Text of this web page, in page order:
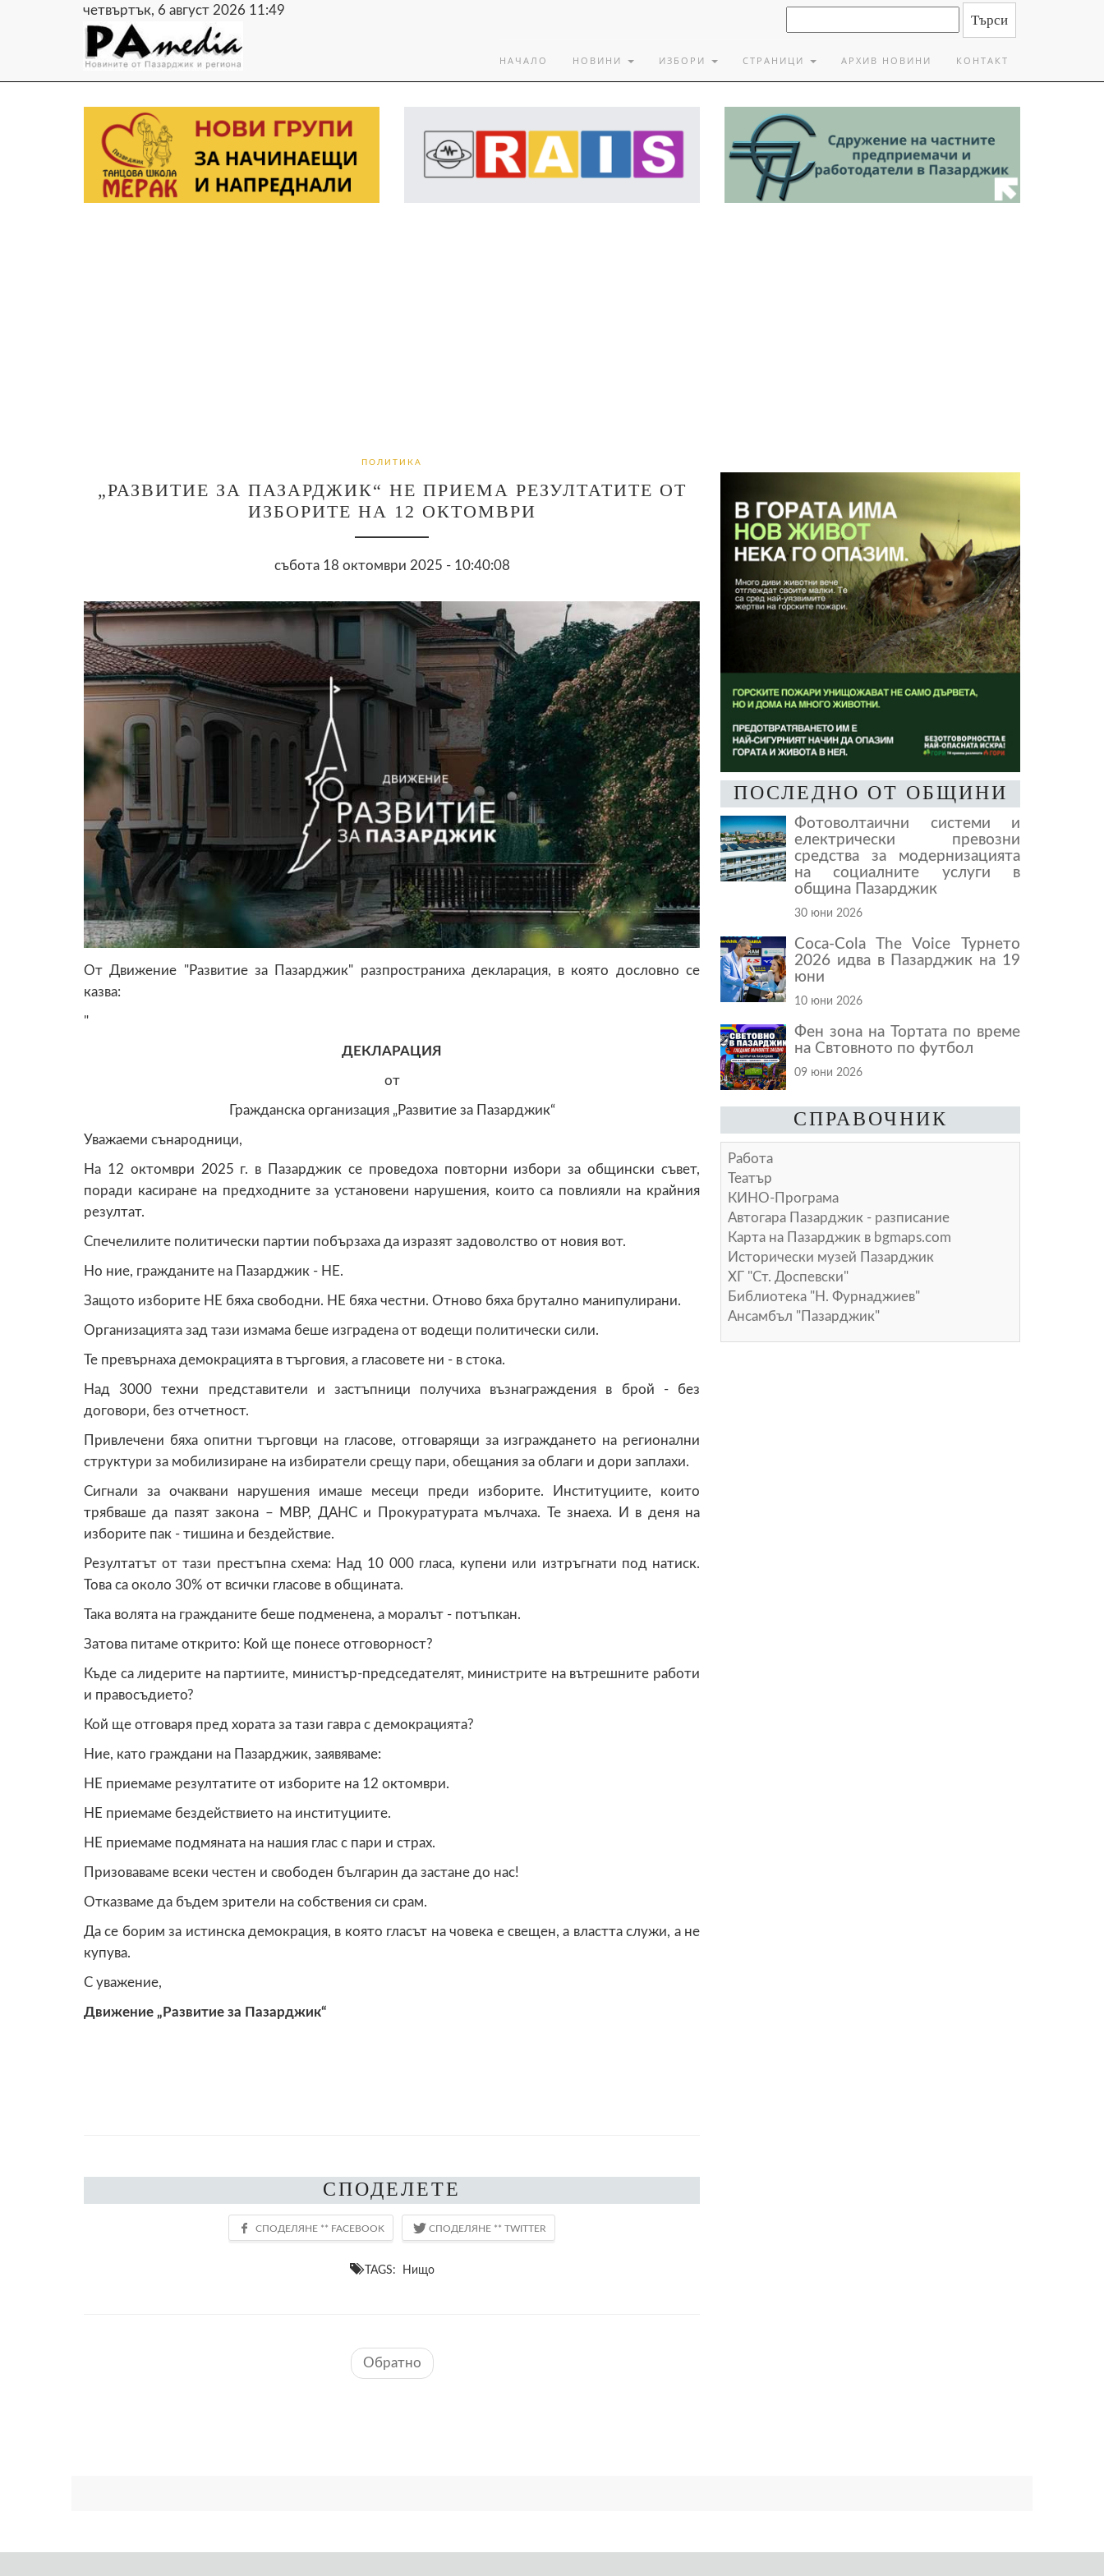
четвъртък, 6 август 2026 11:49
НАЧАЛО НОВИНИ ИЗБОРИ СТРАНИЦИ АРХИВ НОВИНИ КОНТАКТ
ПОЛИТИКА
„РАЗВИТИЕ ЗА ПАЗАРДЖИК“ НЕ ПРИЕМА РЕЗУЛТАТИТЕ ОТ
ИЗБОРИТЕ НА 12 ОКТОМВРИ
събота 18 октомври 2025 - 10:40:08
От Движение "Развитие за Пазарджик" разпространиха декларация, в която дословно се
казва:
"
ДЕКЛАРАЦИЯ
от
Гражданска организация „Развитие за Пазарджик“
Уважаеми сънародници,
На 12 октомври 2025 г. в Пазарджик се проведоха повторни избори за общински съвет,
поради касиране на предходните за установени нарушения, които са повлияли на крайния
резултат.
Спечелилите политически партии побързаха да изразят задоволство от новия вот.
Но ние, гражданите на Пазарджик - НЕ.
Защото изборите НЕ бяха свободни. НЕ бяха честни. Отново бяха брутално манипулирани.
Организацията зад тази измама беше изградена от водещи политически сили.
Те превърнаха демокрацията в търговия, а гласовете ни - в стока.
Над 3000 техни представители и застъпници получиха възнаграждения в брой - без
договори, без отчетност.
Привлечени бяха опитни търговци на гласове, отговарящи за изграждането на регионални
структури за мобилизиране на избиратели срещу пари, обещания за облаги и дори заплахи.
Сигнали за очаквани нарушения имаше месеци преди изборите. Институциите, които
трябваше да пазят закона – МВР, ДАНС и Прокуратурата мълчаха. Те знаеха. И в деня на
изборите пак - тишина и бездействие.
Резултатът от тази престъпна схема: Над 10 000 гласа, купени или изтръгнати под натиск.
Това са около 30% от всички гласове в общината.
Така волята на гражданите беше подменена, а моралът - потъпкан.
Затова питаме открито: Кой ще понесе отговорност?
Къде са лидерите на партиите, министър-председателят, министрите на вътрешните работи
и правосъдието?
Кой ще отговаря пред хората за тази гавра с демокрацията?
Ние, като граждани на Пазарджик, заявяваме:
НЕ приемаме резултатите от изборите на 12 октомври.
НЕ приемаме бездействието на институциите.
НЕ приемаме подмяната на нашия глас с пари и страх.
Призоваваме всеки честен и свободен българин да застане до нас!
Отказваме да бъдем зрители на собствения си срам.
Да се борим за истинска демокрация, в която гласът на човека е свещен, а властта служи, а не
купува.
С уважение,
Движение „Развитие за Пазарджик“
СПОДЕЛЕТЕ
TAGS: Нищо
Обратно
ПОСЛЕДНО ОТ ОБЩИНИ
Фотоволтаични системи и
електрически превозни
средства за модернизацията
на социалните услуги в
община Пазарджик
30 юни 2026
Coca-Cola The Voice Турнето
2026 идва в Пазарджик на 19
юни
10 юни 2026
Фен зона на Тортата по време
на Свтовното по футбол
09 юни 2026
СПРАВОЧНИК
Работа
Театър
КИНО-Програма
Автогара Пазарджик - разписание
Карта на Пазарджик в bgmaps.com
Исторически музей Пазарджик
ХГ "Ст. Доспевски"
Библиотека "Н. Фурнаджиев"
Ансамбъл "Пазарджик"